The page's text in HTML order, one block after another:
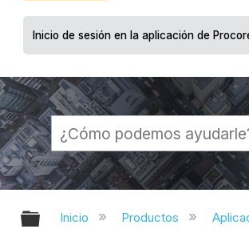
Inicio de sesión en la aplicación de
Expandir/contraer
Inicio Productos